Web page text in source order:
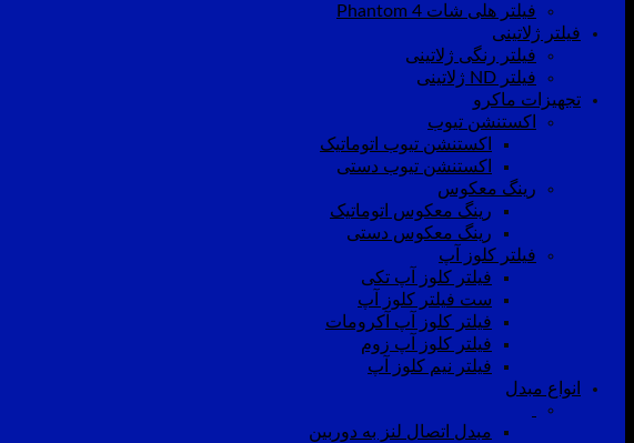
فیلتر هلی شات Phantom 4
فیلتر ژلاتینی
فیلتر رنگی ژلاتینی
فیلتر ND ژلاتینی
تجهیزات ماکرو
اکستنشن تیوب
اکستنشن تیوب اتوماتیک
اکستنشن تیوب دستی
رینگ معکوس
رینگ معکوس اتوماتیک
رینگ معکوس دستی
فیلتر کلوز آپ
فیلتر کلوز آپ تکی
ست فیلتر کلوز آپ
فیلتر کلوز آپ آکرومات
فیلتر کلوز آپ زوم
فیلتر نیم کلوز آپ
انواع مبدل
مبدل اتصال لنز به دوربین